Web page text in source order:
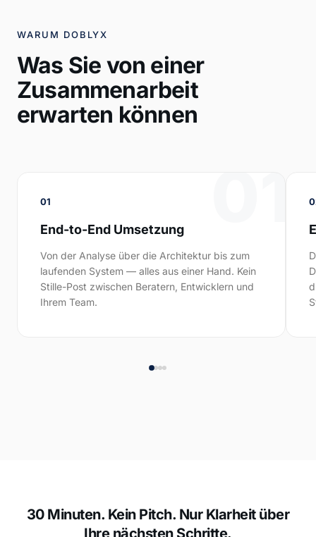
WARUM DOBLYX
Was Sie von einer
Zusammenarbeit
erwarten können
01
End-to-End Umsetzung
Von der Analyse über die Architektur bis zum
laufenden System — alles aus einer Hand. Kein
Stille-Post zwischen Beratern, Entwicklern und
Ihrem Team.
30 Minuten. Kein Pitch. Nur Klarheit über
Ihre nächsten Schritte.